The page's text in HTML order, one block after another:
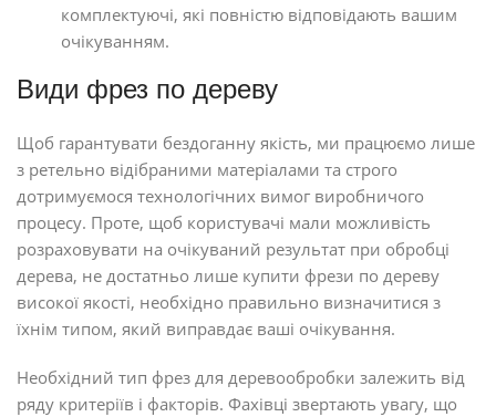
комплектуючі, які повністю відповідають вашим
очікуванням.
Види фрез по дереву
Щоб гарантувати бездоганну якість, ми працюємо лише
з ретельно відібраними матеріалами та строго
дотримуємося технологічних вимог виробничого
процесу. Проте, щоб користувачі мали можливість
розраховувати на очікуваний результат при обробці
дерева, не достатньо лише купити фрези по дереву
високої якості, необхідно правильно визначитися з
їхнім типом, який виправдає ваші очікування.
Необхідний тип фрез для деревообробки залежить від
ряду критеріїв і факторів. Фахівці звертають увагу, що